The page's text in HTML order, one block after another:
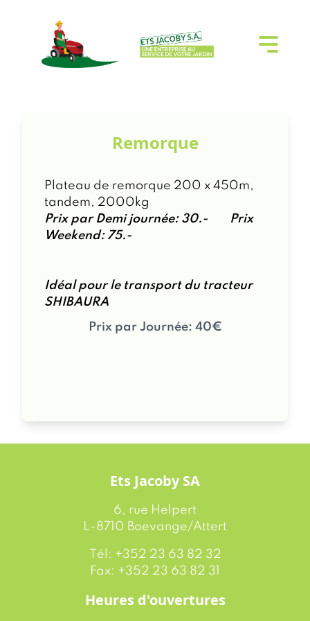
Remorque
Plateau de remorque 200 x 450m,
tandem, 2000kg
Prix par Demi journée: 30.- Prix
Weekend: 75.-
Idéal pour le transport du tracteur
SHIBAURA
Prix par Journée: 40€
Ets Jacoby SA
6, rue Helpert
L-8710 Boevange/Attert
Tél: +352 23 63 82 32
Fax: +352 23 63 82 31
Heures d'ouvertures